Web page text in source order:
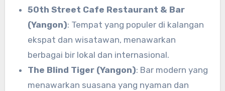
50th Street Cafe Restaurant & Bar
(Yangon): Tempat yang populer di kalangan
ekspat dan wisatawan, menawarkan
berbagai bir lokal dan internasional.
The Blind Tiger (Yangon): Bar modern yang
menawarkan suasana yang nyaman dan